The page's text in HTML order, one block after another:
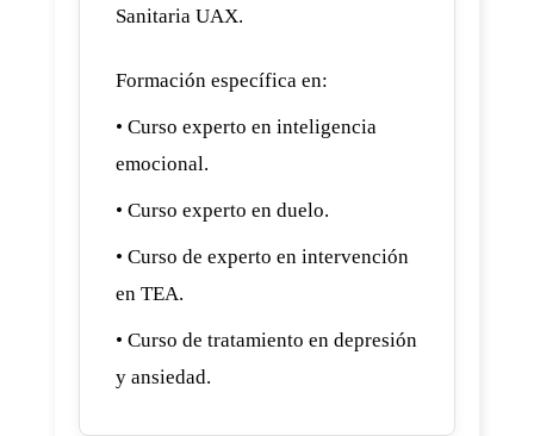
Sanitaria UAX.
Formación específica en:
• Curso experto en inteligencia
emocional.
• Curso experto en duelo.
• Curso de experto en intervención
en TEA.
• Curso de tratamiento en depresión
y ansiedad.